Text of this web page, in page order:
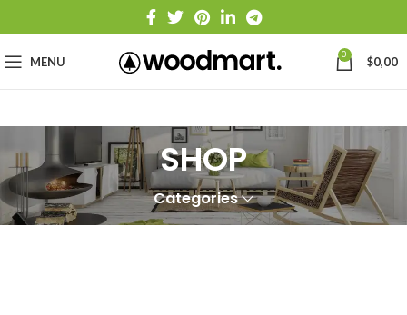
MENU 0 $0,00
SHOP
Categories